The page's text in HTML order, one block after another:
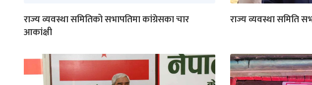
राज्य व्यवस्था समितिको सभापतिमा कांग्रेसका चार
आकांक्षी
राज्य व्यवस्था समिति